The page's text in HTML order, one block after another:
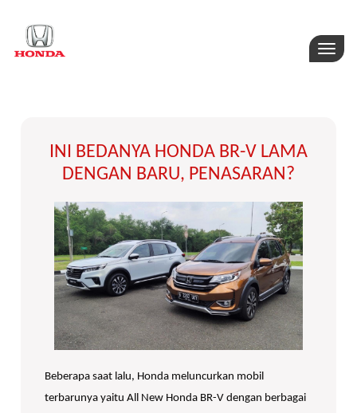
Toggle
INI BEDANYA HONDA BR-V LAMA
DENGAN BARU, PENASARAN?
Beberapa saat lalu, Honda meluncurkan mobil
terbarunya yaitu All New Honda BR-V dengan berbagai